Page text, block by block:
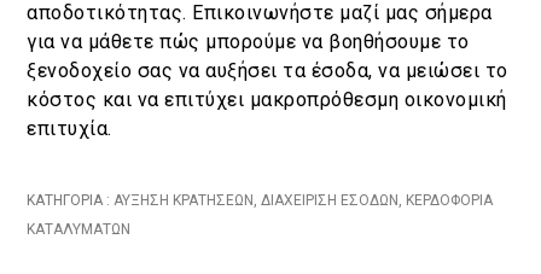
αποδοτικότητας. Επικοινωνήστε μαζί μας σήμερα
για να μάθετε πώς μπορούμε να βοηθήσουμε το
ξενοδοχείο σας να αυξήσει τα έσοδα, να μειώσει το
κόστος και να επιτύχει μακροπρόθεσμη οικονομική
επιτυχία.
ΚΑΤΗΓΟΡΙΑ : ΑΎΞΗΣΗ ΚΡΑΤΉΣΕΩΝ ,ΔΙΑΧΕΊΡΙΣΗ ΕΣΌΔΩΝ , ΚΕΡΔΟΦΟΡΊΑ
ΚΑΤΑΛΥΜΆΤΩΝ